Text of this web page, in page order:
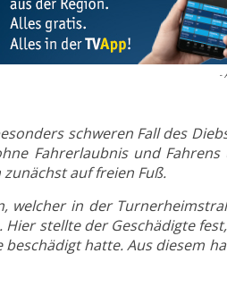
-
schweren Fall des
Fahrerlaubnis und
auf freien Fuß.
welcher in der
stellte der Geschädigte
hatte. Aus diesem